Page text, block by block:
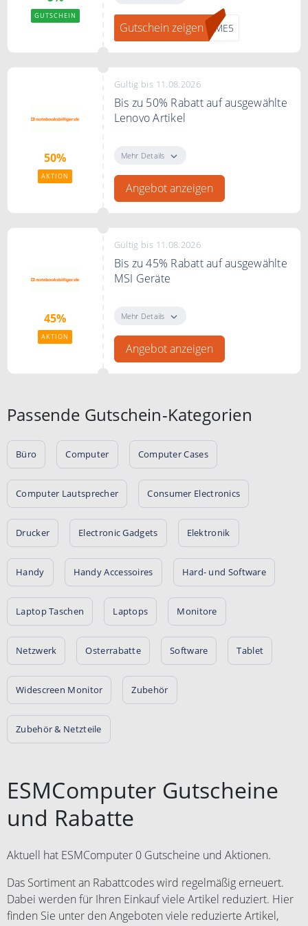
GUTSCHEIN
Rabatt auf Ihre Bestellung
Gutschein zeigen OME5
50%
AKTION
Gültig bis 11.08.2026
Bis zu 50% Rabatt auf ausgewählte
Lenovo Artikel
Lenovo Artikel
Mehr Details
Angebot anzeigen
45%
AKTION
Gültig bis 11.08.2026
Bis zu 45% Rabatt auf ausgewählte
MSI Geräte
ausgewählte MSI Laptops,
Mehr Details
Angebot anzeigen
Passende Gutschein-Kategorien
Büro Computer Computer Cases
Computer Lautsprecher Consumer Electronics
Drucker Electronic Gadgets Elektronik
Handy Handy Accessoires Hard- und Software
Laptop Taschen Laptops Monitore
Netzwerk Osterrabatte Software Tablet
Widescreen Monitor Zubehör
Zubehör & Netzteile
ESMComputer Gutscheine
und Rabatte
Aktuell hat ESMComputer 0 Gutscheine und Aktionen.
Das Sortiment an Rabattcodes wird regelmäßig erneuert.
Dabei werden für Ihren Einkauf viele Artikel reduziert. Hier
finden Sie unter den Angeboten viele reduzierte Artikel,